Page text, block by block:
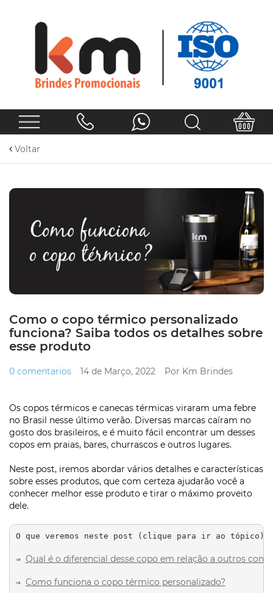
Voltar
Como o copo térmico personalizado
funciona? Saiba todos os detalhes sobre
esse produto
0 comentarios 14 de Março, 2022 Por Km Brindes
Os copos térmicos e canecas térmicas viraram uma febre
no Brasil nesse último verão. Diversas marcas caíram no
gosto dos brasileiros, e é muito fácil encontrar um desses
copos em praias, bares, churrascos e outros lugares.
Neste post, iremos abordar vários detalhes e características
sobre esses produtos, que com certeza ajudarão você a
conhecer melhor esse produto e tirar o máximo proveito
dele.
O que veremos neste post (clique para ir ao tópico):
⇒ Qual é o diferencial desse copo em relação a outros
⇒ Como funciona o copo térmico personalizado?